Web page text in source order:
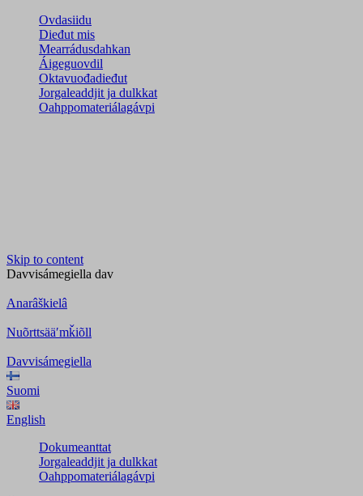
Ovdasiidu
Dieđut mis
Mearrádusdahkan
Áigeguovdil
Oktavuođadieđut
Jorgaleaddjit ja dulkkat
Oahppomateriálagávpi
Skip to content
Davvisámegiella dav
Anarâškielâ
Nuõrttsääʹmǩiõll
Davvisámegiella
Suomi
English
Dokumeanttat
Jorgaleaddjit ja dulkkat
Oahppomateriálagávpi